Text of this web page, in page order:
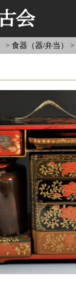
> 食器（器/弁当） >